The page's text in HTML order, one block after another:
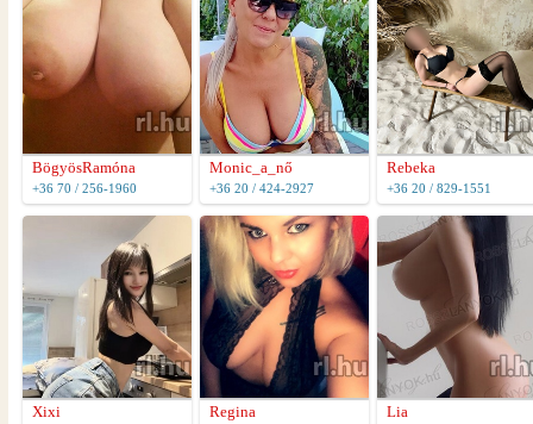
BögyösRamóna
+36 70 / 256-1960
Monic_a_nő
+36 20 / 424-2927
Rebeka
+36 20 / 829-1551
Xixi Regina Lia